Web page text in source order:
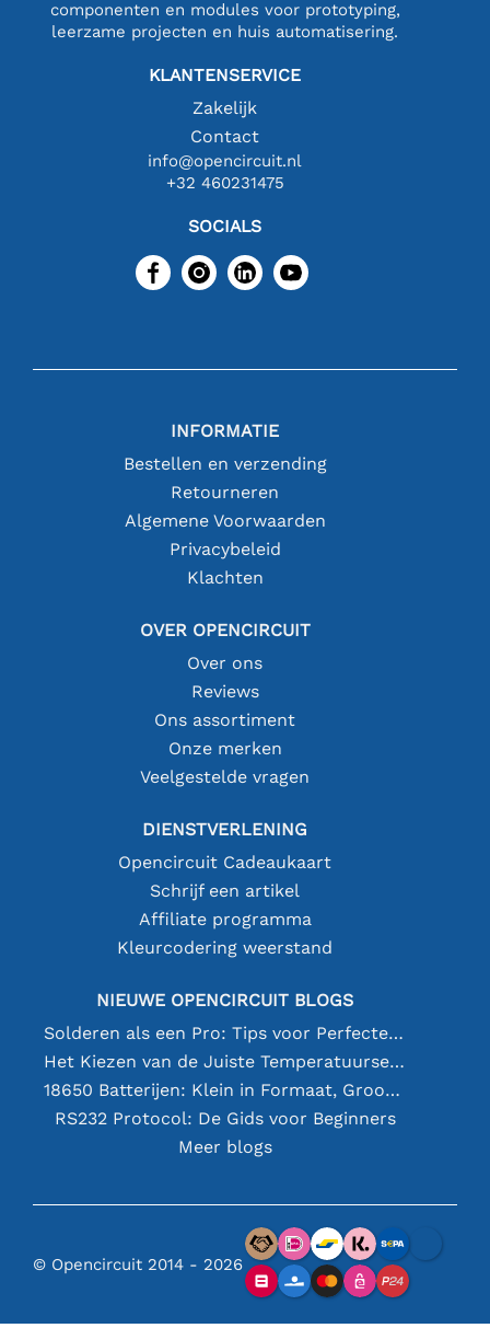
componenten en modules voor prototyping,
leerzame projecten en huis automatisering.
KLANTENSERVICE
Zakelijk
Contact
info@opencircuit.nl
+32 460231475
SOCIALS
INFORMATIE
Bestellen en verzending
Retourneren
Algemene Voorwaarden
Privacybeleid
Klachten
OVER OPENCIRCUIT
Over ons
Reviews
Ons assortiment
Onze merken
Veelgestelde vragen
DIENSTVERLENING
Opencircuit Cadeaukaart
Schrijf een artikel
Affiliate programma
Kleurcodering weerstand
NIEUWE OPENCIRCUIT BLOGS
Solderen als een Pro: Tips voor Perfecte Elektronische Verbindingen
Het Kiezen van de Juiste Temperatuursensor [youtube]
18650 Batterijen: Klein in Formaat, Groot in Prestatie
RS232 Protocol: De Gids voor Beginners
Meer blogs
© Opencircuit 2014 - 2026